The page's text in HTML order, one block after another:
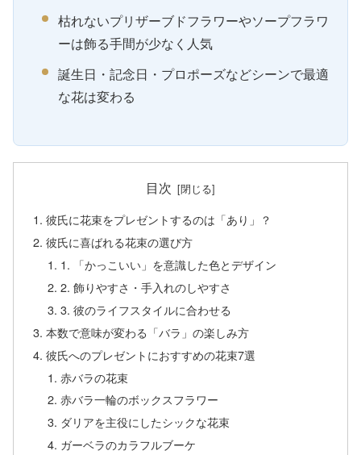
枯れないプリザーブドフラワーやソープフラワ
ーは飾る手間が少なく人気
誕生日・記念日・プロポーズなどシーンで最適
な花は変わる
目次
彼氏に花束をプレゼントするのは「あり」？
彼氏に喜ばれる花束の選び方
1. 「かっこいい」を意識した色とデザイン
2. 飾りやすさ・手入れのしやすさ
3. 彼のライフスタイルに合わせる
本数で意味が変わる「バラ」の楽しみ方
彼氏へのプレゼントにおすすめの花束7選
赤バラの花束
赤バラ一輪のボックスフラワー
ダリアを主役にしたシックな花束
ガーベラのカラフルブーケ